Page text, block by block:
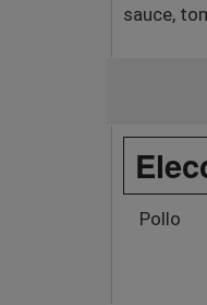
sauce,
Pollo